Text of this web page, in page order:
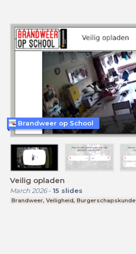
Veilig opladen
March 2026- 15 slides
Brandweer, Veiligheid, Burgerschapskunde
Brandweer op School